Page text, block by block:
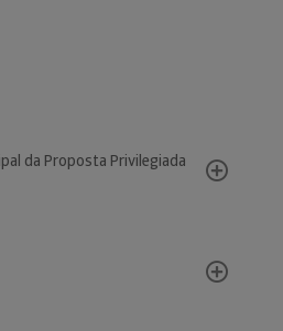
da Proposta Privilegiada